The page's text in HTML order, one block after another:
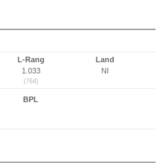
L-Rang
1.033
(764)
Land
NI
BPL